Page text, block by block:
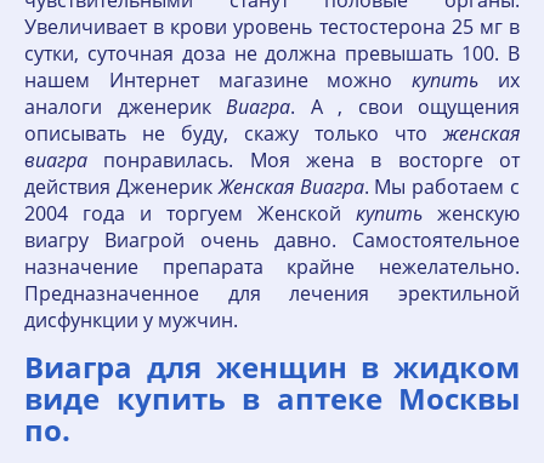
Увеличивает в крови уровень тестостерона 25 мг в
сутки, суточная доза не должна превышать 100. В
нашем Интернет магазине можнокупить их
аналоги дженерик Виагра. А , свои ощущения
описывать не буду, скажу только чтоженская
виагра понравилась. Моя жена в восторге от
действия ДженерикЖенская Виагра. Мы работаем с
2004 года и торгуем Женской купить женскую
виагру Виагрой очень давно. Самостоятельное
назначение препарата крайне нежелательно.
Предназначенное для лечения эректильной
дисфункции у мужчин.
Виагра для женщин в жидком
виде купить в аптеке Москвы
по.